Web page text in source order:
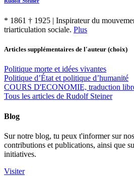
* 1861 † 1925 | Inspirateur du
triarticulation sociale. Plus
Articles supplémentaires de l'auteur (choix)
Politique morte et idées vivantes
Politique d’État et politique d’humanité
COURS D'ECONOMIE, traduction
Tous les articles de Rudolf Steiner
Blog
Sur notre blog, tu peux t'informer sur
contributions et publications, ainsi que
initiatives.
Visiter